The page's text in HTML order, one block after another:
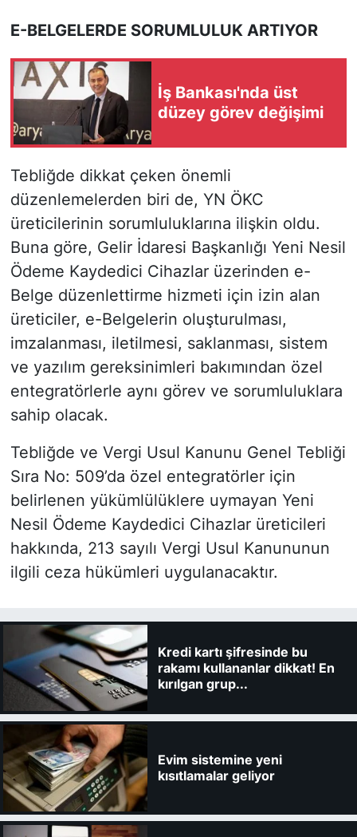
E-BELGELERDE SORUMLULUK ARTIYOR
İş Bankası'nda üst
düzey görev değişimi
Tebliğde dikkat çeken önemli
düzenlemelerden biri de, YN ÖKC
üreticilerinin sorumluluklarına ilişkin oldu.
Buna göre, Gelir İdaresi Başkanlığı Yeni Nesil
Ödeme Kaydedici Cihazlar üzerinden e-
Belge düzenlettirme hizmeti için izin alan
üreticiler, e-Belgelerin oluşturulması,
imzalanması, iletilmesi, saklanması, sistem
ve yazılım gereksinimleri bakımından özel
entegratörlerle aynı görev ve sorumluluklara
sahip olacak.
Tebliğde ve Vergi Usul Kanunu Genel Tebliği
Sıra No: 509’da özel entegratörler için
belirlenen yükümlülüklere uymayan Yeni
Nesil Ödeme Kaydedici Cihazlar üreticileri
hakkında, 213 sayılı Vergi Usul Kanununun
ilgili ceza hükümleri uygulanacaktır.
Kredi kartı şifresinde bu
rakamı kullananlar dikkat! En
kırılgan grup...
Evim sistemine yeni
kısıtlamalar geliyor